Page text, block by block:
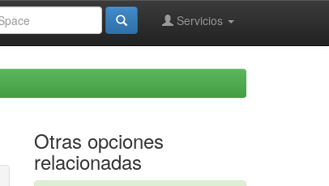
Servicios
Otras opciones
relacionadas